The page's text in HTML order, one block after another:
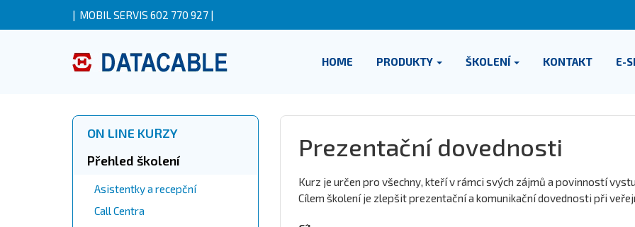
| MOBIL SERVIS 602 770 927 |
HOME PRODUKTY ŠKOLENÍ KONTAKT E-
ON LINE KURZY
Přehled školení
Asistentky a recepční
Call Centra
Prezentační dovednosti
Kurz je určen pro všechny, kteří v rámci svých zájmů a povinností
Cílem školení je zlepšit prezentační a komunikační dovednosti při